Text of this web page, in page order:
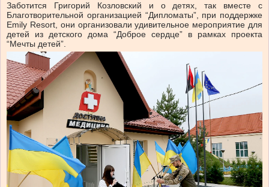
Заботится Григорий Козловский и о детях, так вместе с
Благотворительной организацией “Дипломаты”, при поддержке
Emily Resort, они организовали удивительное мероприятие для
детей из детского дома “Доброе сердце” в рамках проекта
“Мечты детей”.